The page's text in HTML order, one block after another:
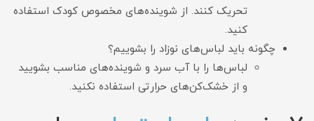
تحریک کنند. از شوینده‌های مخصوص کودک استفاده
کنید.
چگونه باید لباس‌های نوزاد را بشوییم؟
لباس‌ها را با آب سرد و شوینده‌های مناسب بشویید
و از خشک‌کن‌های حرارتی استفاده نکنید.